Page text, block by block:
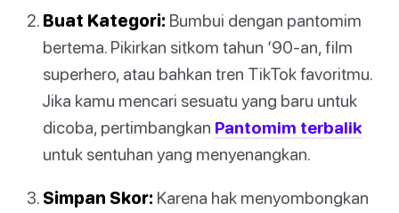
Buat Kategori: Bumbui dengan pantomim
bertema. Pikirkan sitkom tahun ‘90-an, film
superhero, atau bahkan tren TikTok favoritmu.
Jika kamu mencari sesuatu yang baru untuk
dicoba, pertimbangkan Pantomim terbalik
untuk sentuhan yang menyenangkan.
Simpan Skor: Karena hak menyombongkan